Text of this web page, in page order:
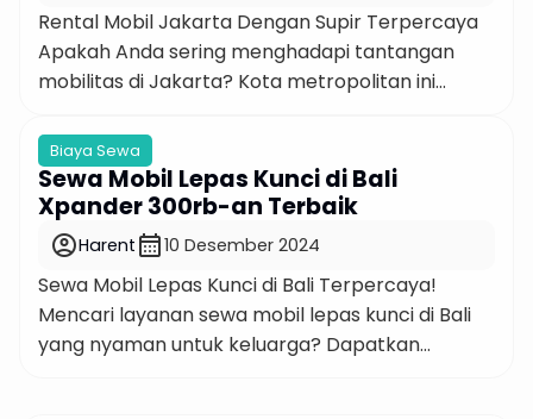
Rental Mobil Jakarta Dengan Supir Terpercaya
Apakah Anda sering menghadapi tantangan
mobilitas di Jakarta? Kota metropolitan ini
kebutuhan transportasi yang fleksibel. Jika Anda
mencari rental mobil Jakarta dengan supir,
Hartono Rent Car (Harent) adalah jawaban
terbaik untuk memenuhi kebutuhan perjalanan
Anda. Namun, Anda tidak perlu khawatir lagi.
Masalah-masalah […]
Biaya Sewa
Sewa Mobil Lepas Kunci di Bali
Xpander 300rb-an Terbaik
account_circleHarent calendar_month10 Desember 2024
Sewa Mobil Lepas Kunci di Bali Terpercaya!
Mencari layanan sewa mobil lepas kunci di Bali
yang nyaman untuk keluarga? Dapatkan